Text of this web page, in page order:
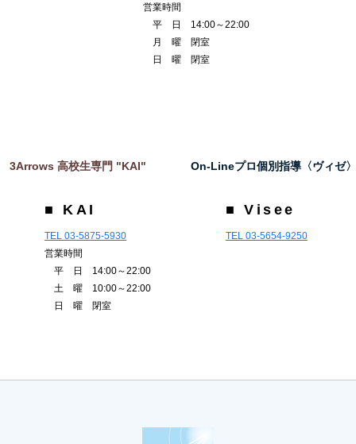
営業時間
平 日 14:00～22:00
月 曜 閉室
日 曜 閉室
3Arrows 高校生専門 "KAI"
■ KAI
TEL 03-5875-5930
営業時間
平 日 14:00～22:00
土 曜 10:00～22:00
日 曜 閉室
On-Lineプロ個別指導〈ヴィゼ〉
■ Visee
TEL 03-5654-9250